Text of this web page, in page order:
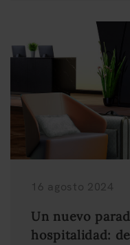
16 agosto 2024
Un nuevo
hospitalidad: